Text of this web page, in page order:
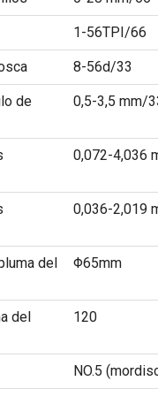
1-56TPI/66
8-56d/33
de
0,5-3,5 mm/
0,072-4,036
0,036-2,019
del
Φ65mm
del
120
NO.5